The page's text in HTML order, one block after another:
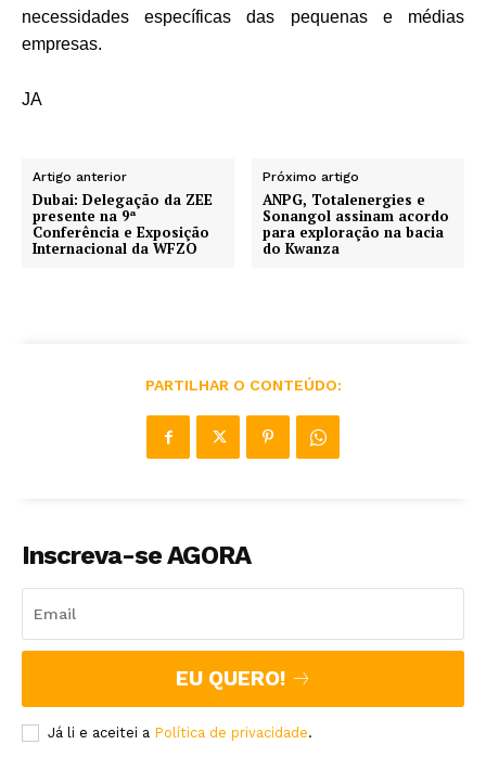
necessidades específicas das pequenas e médias
empresas.
JA
Artigo anterior
Dubai: Delegação da ZEE
presente na 9ª
Conferência e Exposição
Internacional da WFZO
Próximo artigo
ANPG, Totalenergies e
Sonangol assinam acordo
para exploração na bacia
do Kwanza
PARTILHAR O CONTEÚDO:
Inscreva-se AGORA
EU QUERO!
Já li e aceitei a Política de privacidade.